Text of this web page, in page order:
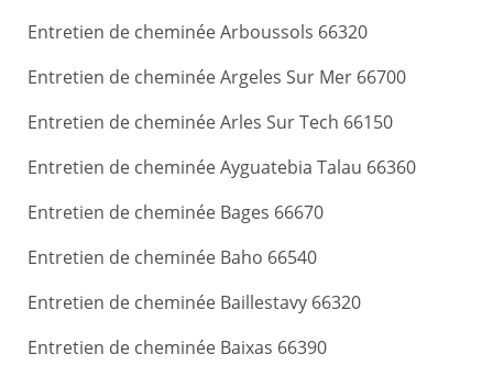
Entretien de cheminée Arboussols 66320
Entretien de cheminée Argeles Sur Mer 66700
Entretien de cheminée Arles Sur Tech 66150
Entretien de cheminée Ayguatebia Talau 66360
Entretien de cheminée Bages 66670
Entretien de cheminée Baho 66540
Entretien de cheminée Baillestavy 66320
Entretien de cheminée Baixas 66390